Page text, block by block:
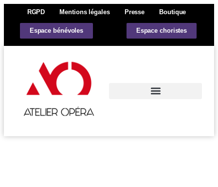
RGPD Mentions légales Presse Boutique
Espace bénévoles Espace choristes